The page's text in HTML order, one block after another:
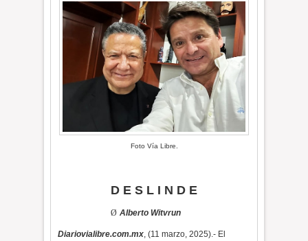
Foto Vía Libre.
D E S L I N D E
Ø Alberto Witvrun
Diariovialibre.com.mx, (11 marzo, 2025).- El